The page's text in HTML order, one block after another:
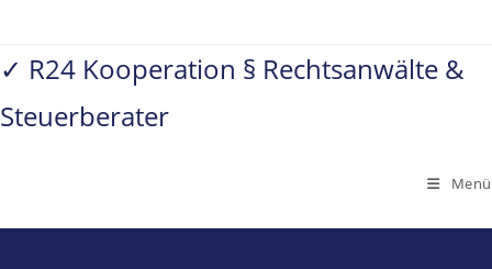
springen
✓ R24 Kooperation § Rechtsanwälte &
Steuerberater
Menü